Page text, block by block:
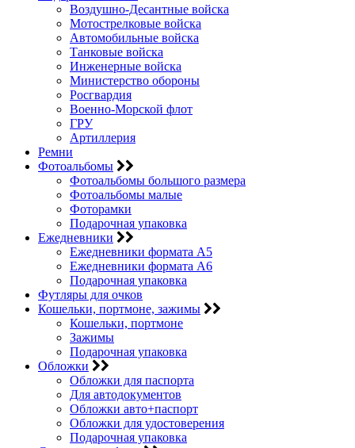
Воздушно-Десантные войска
Мотострелковые войска
Автомобильные войска
Танковые войска
Инженерные войска
Министерство обороны
Росгвардия
Военно-Морской флот
ГРУ
Артиллерия
Ремни
Фотоальбомы
Фотоальбомы большого размера
Фотоальбомы малые
Фоторамки
Подарочная упаковка
Ежедневники
Ежедневники формата А5
Ежедневники формата А6
Подарочная упаковка
Футляры для очков
Кошельки, портмоне, зажимы
Кошельки, портмоне
Зажимы
Подарочная упаковка
Обложки
Обложки для паспорта
Для автодокументов
Обложки авто+паспорт
Обложки для удостоверения
Подарочная упаковка